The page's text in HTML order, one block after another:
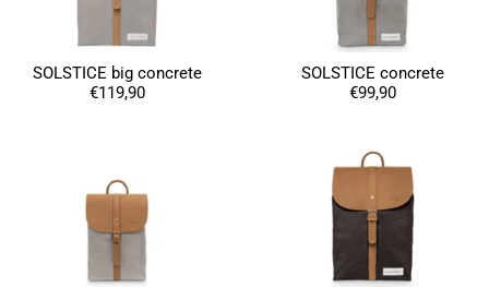
SOLSTICE big concrete
€119,90
SOLSTICE concrete
€99,90